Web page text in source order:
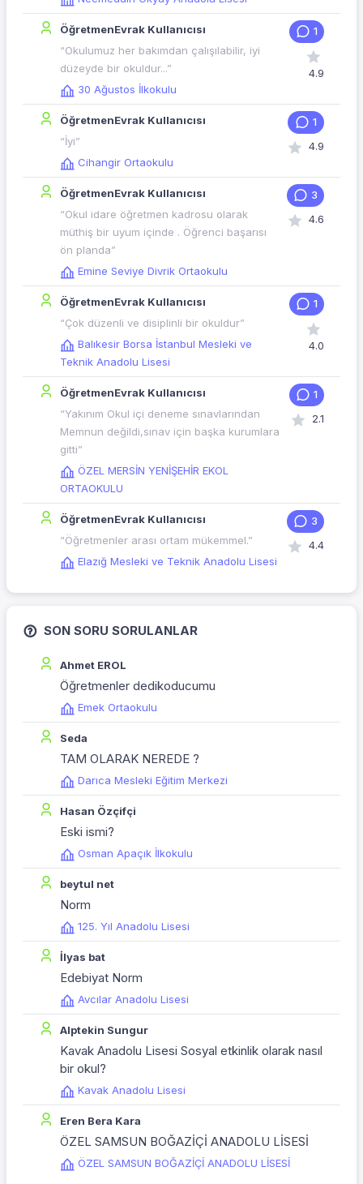
ÖğretmenEvrak Kullanıcısı
“Okulumuz her bakımdan çalışılabilir, iyi
düzeyde bir okuldur...”
30 Ağustos İlkokulu
1
4.9
ÖğretmenEvrak Kullanıcısı
“İyi”
Cihangir Ortaokulu
1
4.9
ÖğretmenEvrak Kullanıcısı
“Okul idare öğretmen kadrosu olarak
müthiş bir uyum içinde . Öğrenci başarısı
ön planda”
Emine Seviye Divrik Ortaokulu
3
4.6
ÖğretmenEvrak Kullanıcısı
“Çok düzenli ve disiplinli bir okuldur”
Balıkesir Borsa İstanbul Mesleki ve
Teknik Anadolu Lisesi
1
4.0
ÖğretmenEvrak Kullanıcısı
“Yakınım Okul içi deneme sınavlarından
Memnun değildi,sınav için başka kurumlara
gitti”
ÖZEL MERSİN YENİŞEHİR EKOL
ORTAOKULU
1
2.1
ÖğretmenEvrak Kullanıcısı
“Öğretmenler arası ortam mükemmel.”
Elazığ Mesleki ve Teknik Anadolu Lisesi
3
4.4
SON SORU SORULANLAR
Ahmet EROL
Öğretmenler dedikoducumu
Emek Ortaokulu
Seda
TAM OLARAK NEREDE ?
Darıca Mesleki Eğitim Merkezi
Hasan Özçifçi
Eski ismi?
Osman Apaçık İlkokulu
beytul net
Norm
125. Yıl Anadolu Lisesi
İlyas bat
Edebiyat Norm
Avcılar Anadolu Lisesi
Alptekin Sungur
Kavak Anadolu Lisesi Sosyal etkinlik olarak nasıl
bir okul?
Kavak Anadolu Lisesi
Eren Bera Kara
ÖZEL SAMSUN BOĞAZİÇİ ANADOLU LİSESİ
ÖZEL SAMSUN BOĞAZİÇİ ANADOLU LİSESİ